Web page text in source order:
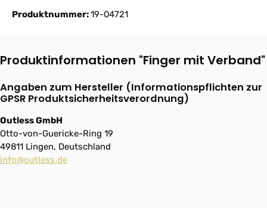
Produktnummer:19-04721
Produktinformationen "Finger mit Verband"
Angaben zum Hersteller (Informationspflichten zur
GPSR Produktsicherheitsverordnung)
Outless GmbH
Otto-von-Guericke-Ring 19
49811 Lingen, Deutschland
info@outless.de